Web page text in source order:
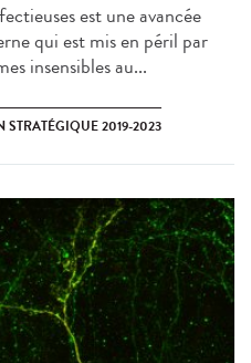
est une avancée
qui est mis en péril par
insensibles au...
STRATÉGIQUE 2019-2023